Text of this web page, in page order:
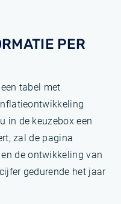
PER
tabel met
in de keuzebox een
zal de pagina
de ontwikkeling van
gedurende het jaar